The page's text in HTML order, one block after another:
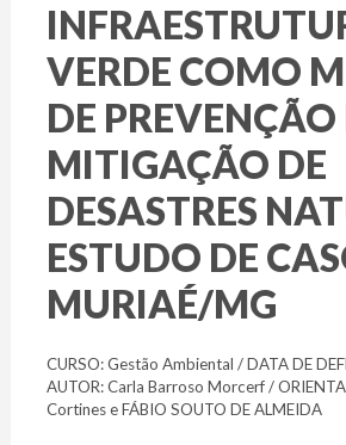
VERDE COMO
DE PREVENÇÃO
MITIGAÇÃO DE
DESASTRES
ESTUDO DE
MURIAÉ/MG
CURSO: Gestão Ambiental / DATA DE
AUTOR: Carla Barroso Morcerf /
Cortines e FÁBIO SOUTO DE ALMEIDA